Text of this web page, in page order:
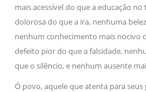
mais acessível do que a educação
dolorosa do que a ira, nenhuma
nenhum conhecimento mais nocivo
defeito pior do que a falsidade,
que o silêncio, e nenhum ausente
Ó povo, aquele que atenta para